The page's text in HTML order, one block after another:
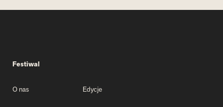
Festiwal
O nas Edycje